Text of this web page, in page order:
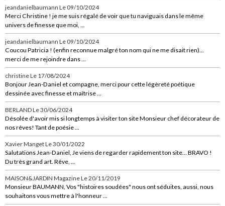
jeandanielbaumann Le 09/10/2024
Merci Christine ! je me suis régalé de voir que tu naviguais dans le même
univers de finesse que moi, ...
jeandanielbaumann Le 09/10/2024
Coucou Patricia ! (enfin reconnue malgré ton nom qui ne me disait rien)...
merci de me rejoindre dans ...
christineLe 17/08/2024
Bonjour Jean-Daniel et compagne, merci pour cette légèreté poétique
dessinée avec finesse et maîtrise ...
BERLANDLe 30/06/2024
Désolée d'avoir mis si longtemps à visiter ton site Monsieur chef décorateur de
nos rêves! Tant de poésie ...
Xavier MangetLe 30/01/2022
Salutations Jean-Daniel, Je viens de regarder rapidement ton site... BRAVO !
Du très grand art. Rêve, ...
MAISON&JARDIN MagazineLe 20/11/2019
Monsieur BAUMANN, Vos "histoires soudées" nous ont séduites, aussi, nous
souhaitons vous mettre à l'honneur ...